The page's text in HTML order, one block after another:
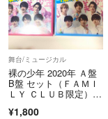
舞台/ミュージカル
裸の少年 2020年 Ａ盤
B盤 セット（ＦＡＭＩ
ＬＹ ＣＬＵＢ限定） D
¥1,800